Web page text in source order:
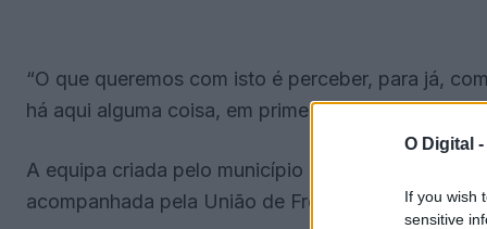
O Digital -
If you wish
sensitive
“O que queremos com isto é perceber, para já,
há aqui alguma coisa, em primeira linha, que
A equipa criada pelo município alentejano é
acompanhada pela União de Freguesias de